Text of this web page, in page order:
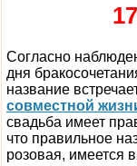
Согласно
дня
название
совместной
свадьба имеет
что правильное
розовая, имеется